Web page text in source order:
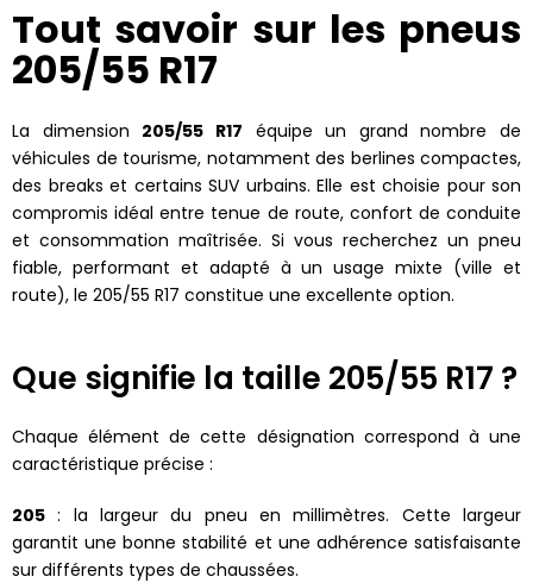
Tout savoir sur les pneus
205/55 R17
La dimension 205/55 R17 équipe un grand nombre de
véhicules de tourisme, notamment des berlines compactes,
des breaks et certains SUV urbains. Elle est choisie pour son
compromis idéal entre tenue de route, confort de conduite
et consommation maîtrisée. Si vous recherchez un pneu
fiable, performant et adapté à un usage mixte (ville et
route), le 205/55 R17 constitue une excellente option.
Que signifie la taille 205/55 R17 ?
Chaque élément de cette désignation correspond à une
caractéristique précise :
205 : la largeur du pneu en millimètres. Cette largeur
garantit une bonne stabilité et une adhérence satisfaisante
sur différents types de chaussées.